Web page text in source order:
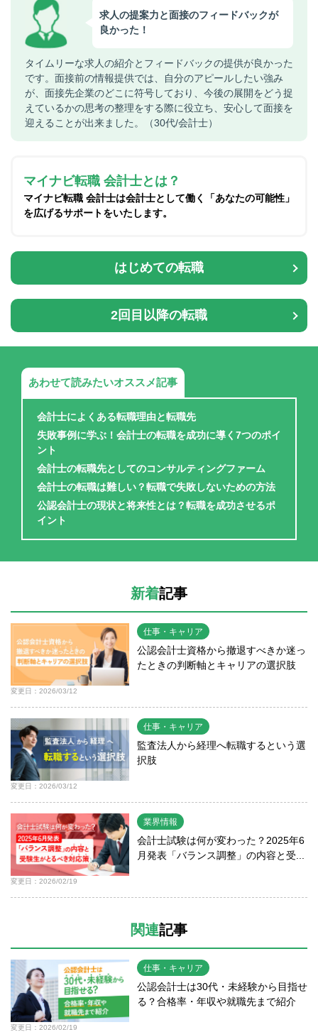
求人の提案力と面接のフィードバックが
良かった！
タイムリーな求人の紹介とフィードバックの提供が良かった
です。面接前の情報提供では、自分のアピールしたい強み
が、面接先企業のどこに符号しており、今後の展開をどう捉
えているかの思考の整理をする際に役立ち、安心して面接を
迎えることが出来ました。（30代/会計士）
マイナビ転職 会計士とは？
マイナビ転職 会計士は会計士として働く「あなたの可能性」
を広げるサポートをいたします。
はじめての転職
2回目以降の転職
あわせて読みたいオススメ記事
会計士によくある転職理由と転職先
失敗事例に学ぶ！会計士の転職を成功に導く7つのポイ
ント
会計士の転職先としてのコンサルティングファーム
会計士の転職は難しい？転職で失敗しないための方法
公認会計士の現状と将来性とは？転職を成功させるポ
イント
新着記事
変更日：2026/03/12
仕事・キャリア
公認会計士資格から撤退すべきか迷っ
たときの判断軸とキャリアの選択肢
変更日：2026/03/12
仕事・キャリア
監査法人から経理へ転職するという選
択肢
変更日：2026/02/19
業界情報
会計士試験は何が変わった？2025年6
月発表「バランス調整」の内容と受...
関連記事
変更日：2026/02/19
仕事・キャリア
公認会計士は30代・未経験から目指せ
る？合格率・年収や就職先まで紹介